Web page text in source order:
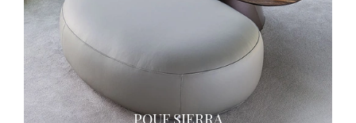
POUF SIERRA